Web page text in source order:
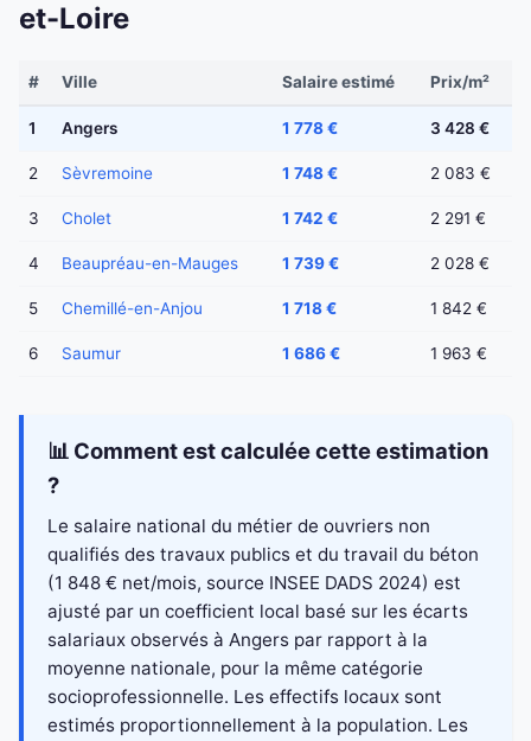
et-Loire
# Ville Salaire estimé Prix/m²
1 Angers 1 778 € 3 428 €
2 Sèvremoine 1 748 € 2 083 €
3 Cholet 1 742 € 2 291 €
4 Beaupréau-en-Mauges 1 739 € 2 028 €
5 Chemillé-en-Anjou 1 718 € 1 842 €
6 Saumur 1 686 € 1 963 €
📊 Comment est calculée cette estimation
?
Le salaire national du métier de ouvriers non
qualifiés des travaux publics et du travail du béton
(1 848 € net/mois, source INSEE DADS 2024) est
ajusté par un coefficient local basé sur les écarts
salariaux observés à Angers par rapport à la
moyenne nationale, pour la même catégorie
socioprofessionnelle. Les effectifs locaux sont
estimés proportionnellement à la population. Les